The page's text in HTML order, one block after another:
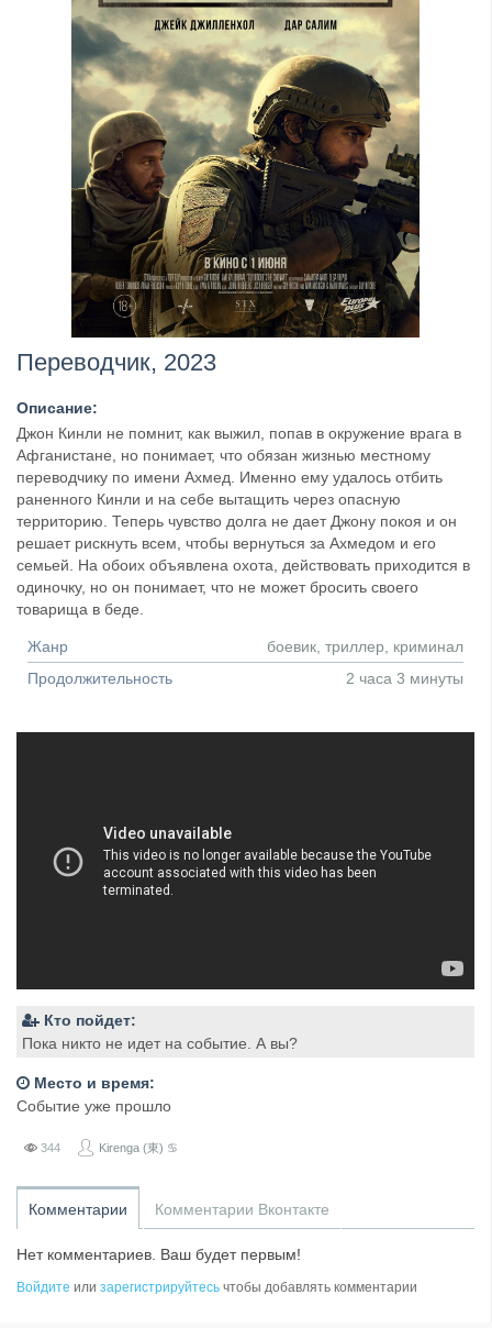
Переводчик, 2023
Описание:
Джон Кинли не помнит, как выжил, попав в окружение врага в
Афганистане, но понимает, что обязан жизнью местному
переводчику по имени Ахмед. Именно ему удалось отбить
раненного Кинли и на себе вытащить через опасную
территорию. Теперь чувство долга не дает Джону покоя и он
решает рискнуть всем, чтобы вернуться за Ахмедом и его
семьей. На обоих объявлена охота, действовать приходится в
одиночку, но он понимает, что не может бросить своего
товарища в беде.
Жанр
боевик, триллер, криминал
Продолжительность
2 часа 3 минуты
Кто пойдет:
Пока никто не идет на событие. А вы?
Место и время:
Событие уже прошло
344 Kirenga (東) ♋
Комментарии Комментарии Вконтакте
Нет комментариев. Ваш будет первым!
Войдите или зарегистрируйтесь чтобы добавлять комментарии